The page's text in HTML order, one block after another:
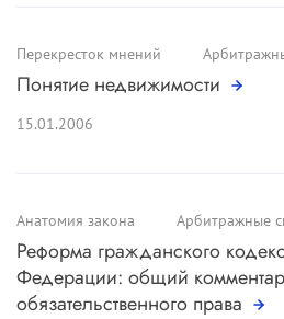
Перекресток мнений
Понятие недвижимости
15.01.2006
Анатомия закона Арбитражные
Реформа гражданского
Федерации: общий
обязательственного права